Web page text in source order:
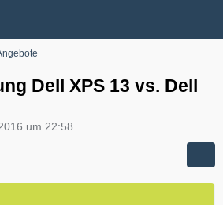
Dell XPS 13 vs. Dell
um 22:58